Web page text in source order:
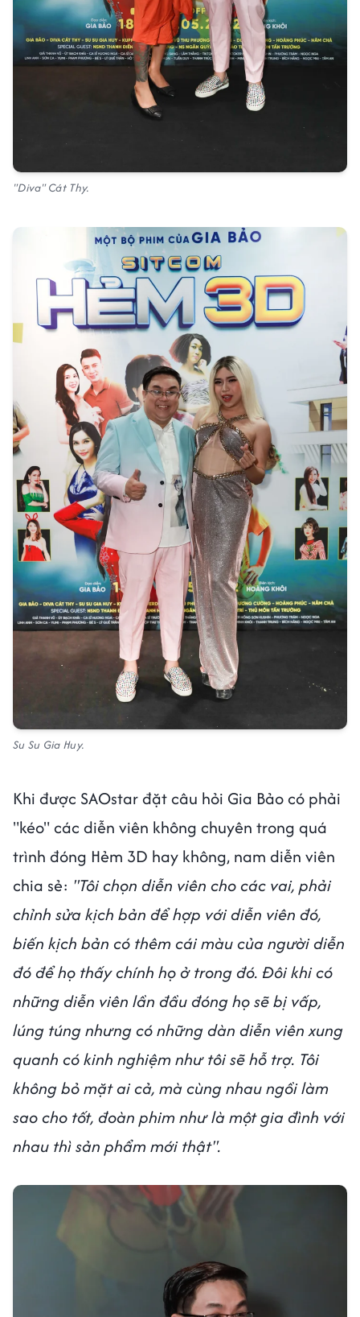
"Diva" Cát Thy.
Su Su Gia Huy.
Khi được SAOstar đặt câu hỏi Gia Bảo có phải
"kéo" các diễn viên không chuyên trong quá
trình đóng Hẻm 3D hay không, nam diễn viên
chia sẻ: "Tôi chọn diễn viên cho các vai, phải
chỉnh sửa kịch bản để hợp với diễn viên đó,
biến kịch bản có thêm cái màu của người diễn
đó để họ thấy chính họ ở trong đó. Đôi khi có
những diễn viên lần đầu đóng họ sẽ bị vấp,
lúng túng nhưng có những dàn diễn viên xung
quanh có kinh nghiệm như tôi sẽ hỗ trợ. Tôi
không bỏ mặt ai cả, mà cùng nhau ngồi làm
sao cho tốt, đoàn phim như là một gia đình với
nhau thì sản phẩm mới thật".